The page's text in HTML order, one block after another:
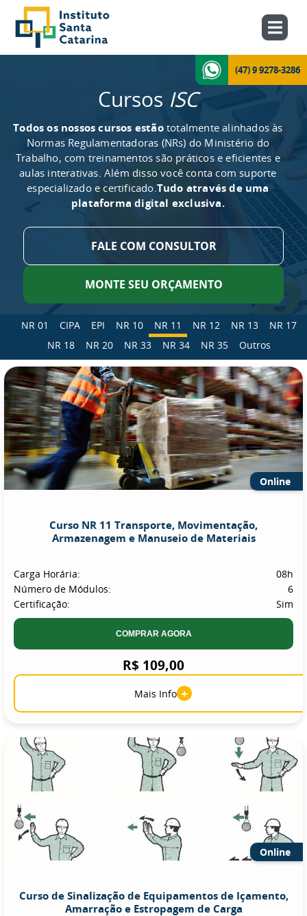
(47) 9 9278-3286
Cursos ISC
Todos os nossos cursos estãototalmente alinhados às
Normas Regulamentadoras (NRs) do Ministério do
Trabalho, com treinamentos são práticos e eficientes e
aulas interativas. Além disso você conta com suporte
especializado e certificado.Tudo através de uma
plataforma digital exclusiva.
FALE COM CONSULTOR
MONTE SEU ORÇAMENTO
NR 01 CIPA EPI NR 10 NR 11 NR 12 NR 13
NR 17
NR 18
NR 20 NR 33 NR 34 NR 35 Outros
Online
Curso NR 11 Transporte, Movimentação,
Armazenagem e Manuseio de Materiais
Carga Horária:
08h
Número de Módulos:
6
Certificação:
Sim
COMPRAR AGORA
R$ 109,00
Mais Info +
Online
Curso de Sinalização de Equipamentos de Içamento,
Amarração e Estropagem de Carga